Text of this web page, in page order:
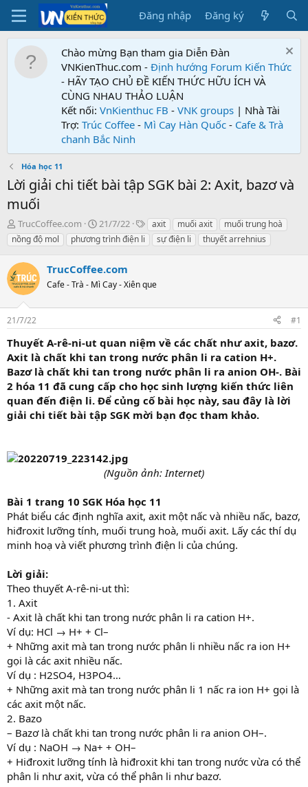
Đăng nhập Đăng ký
Chào mừng Bạn tham gia Diễn Đàn
VNKienThuc.com - Định hướng Forum Kiến Thức
- HÃY TẠO CHỦ ĐỀ KIẾN THỨC HỮU ÍCH VÀ
CÙNG NHAU THẢO LUẬN
Kết nối: VnKienthuc FB - VNK groups | Nhà Tài
Trợ: Trúc Coffee - Mì Cay Hàn Quốc - Cafe & Trà
chanh Bắc Ninh
Hóa học 11
Lời giải chi tiết bài tập SGK bài 2: Axit, bazơ và
muối
T
h
r
e
a
d
s
t
a
t
e
r
TrucCoffee.com
N
g
à
g
ử
21/7/22
T
ừ
k
a
axit muối axit
muối trung hoà
nồng độ mol
phương trình điện li sự điện li thuyết arrehnius
TrucCoffee.com
Cafe - Trà - Mì Cay - Xiên que
21/7/22 #1
Thuyết A-rê-ni-ut quan niệm về các chất như axit, bazơ.
Axit là chất khi tan trong nước phân li ra cation H+.
Bazơ là chất khi tan trong nước phân li ra anion OH-. Bài
2 hóa 11 đã cung cấp cho học sinh lượng kiến thức liên
quan đến điện li. Để củng cố bài học này, sau đây là lời
giải chi tiết bài tập SGK mời bạn đọc tham khảo.
(Nguồn ảnh: Internet)
Bài 1 trang 10 SGK Hóa học 11
Phát biểu các định nghĩa axit, axit một nấc và nhiều nấc, bazơ,
hiđroxit lưỡng tính, muối trung hoà, muối axit. Lấy các thí dụ
minh hoạ và viết phương trình điện li của chúng.
Lời giải:
Theo thuyết A-rê-ni-ut thì:
1. Axit
- Axit là chất khi tan trong nước phân li ra cation H+.
Ví dụ: HCl → H+ + Cl–
+ Những axit mà tan trong nước phân li nhiều nấc ra ion H+
gọi là các axit nhiều nấc.
Ví dụ : H2SO4, H3PO4…
+ Những axit mà tan trong nước phân li 1 nấc ra ion H+ gọi là
các axit một nấc.
2. Bazo
– Bazơ là chất khi tan trong nước phân li ra anion OH–.
Ví dụ : NaOH → Na+ + OH–
+ Hiđroxit lưỡng tính là hiđroxit khi tan trong nước vừa có thể
phân li như axit, vừa có thể phân li như bazơ.